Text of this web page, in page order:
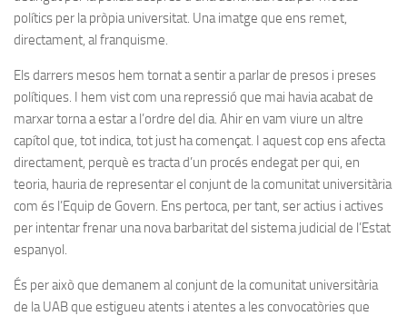
polítics per la pròpia universitat. Una imatge que ens remet,
directament, al franquisme.
Els darrers mesos hem tornat a sentir a parlar de presos i preses
polítiques. I hem vist com una repressió que mai havia acabat de
marxar torna a estar a l’ordre del dia. Ahir en vam viure un altre
capítol que, tot indica, tot just ha començat. I aquest cop ens afecta
directament, perquè es tracta d’un procés endegat per qui, en
teoria, hauria de representar el conjunt de la comunitat universitària
com és l’Equip de Govern. Ens pertoca, per tant, ser actius i actives
per intentar frenar una nova barbaritat del sistema judicial de l’Estat
espanyol.
És per això que demanem al conjunt de la comunitat universitària
de la UAB que estigueu atents i atentes a les convocatòries que